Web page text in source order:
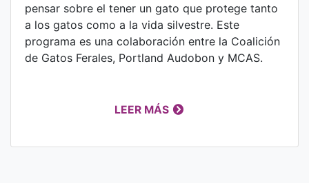
pensar sobre el tener un gato que protege tanto
a los gatos como a la vida silvestre. Este
programa es una colaboración entre la Coalición
de Gatos Ferales, Portland Audobon y MCAS.
LEER MÁS